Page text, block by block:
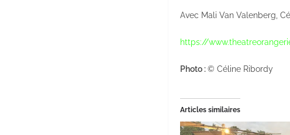
Avec Mali Van Valenberg,
https://
Photo :© Céline Ribordy
Articles similaires